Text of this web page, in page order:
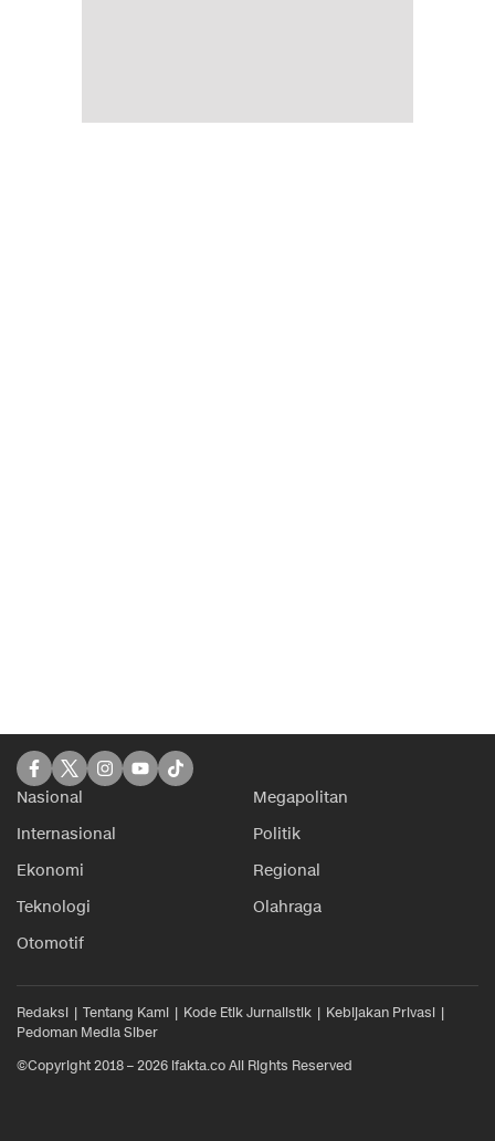
Nasional
Megapolitan
Internasional
Politik
Ekonomi
Regional
Teknologi
Olahraga
Otomotif
Redaksi Tentang Kami Kode Etik Jurnalistik
Kebijakan Privasi
Pedoman Media Siber
©Copyright 2018 – 2026 ifakta.co All Rights Reserved